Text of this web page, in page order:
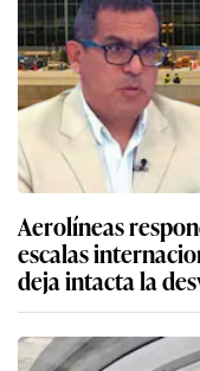
Aerolíneas
escalas
deja intacta la